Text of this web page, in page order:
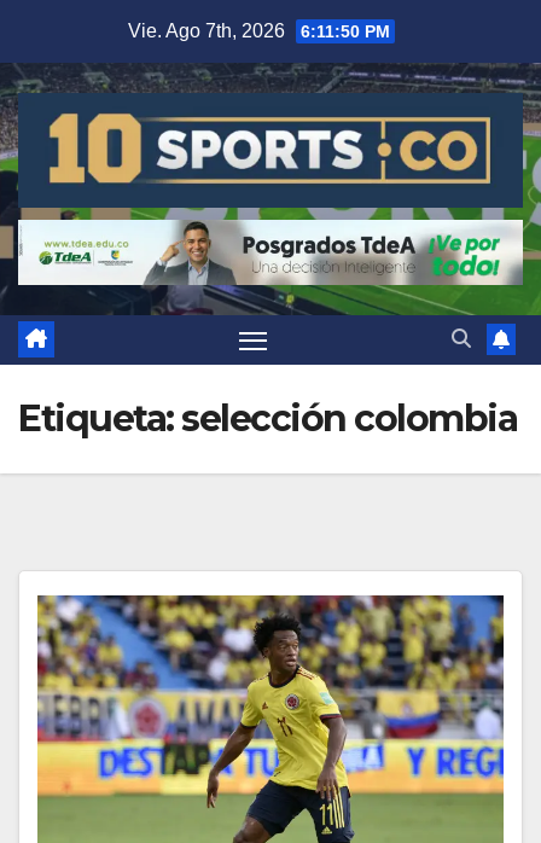
Vie. Ago 7th, 2026 6:11:53 PM
Etiqueta:selección colombia